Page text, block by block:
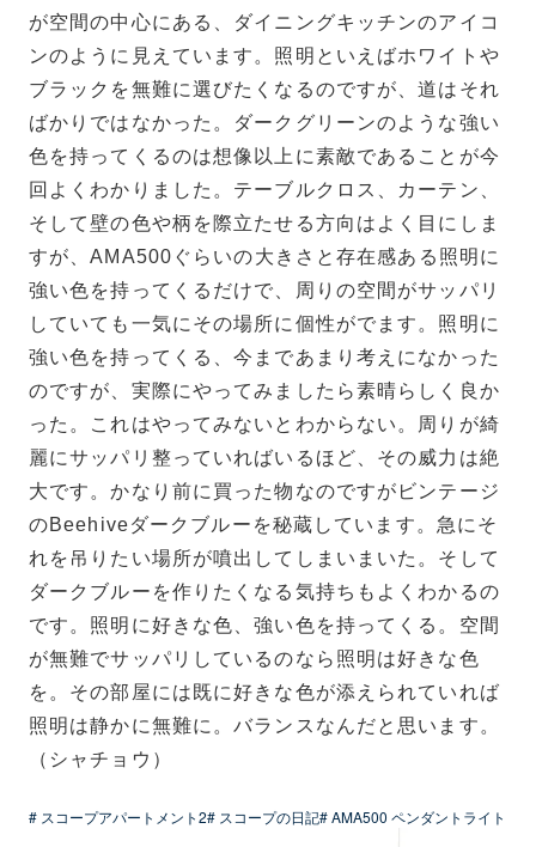
が空間の中心にある、ダイニングキッチンのアイコ
ンのように見えています。照明といえばホワイトや
ブラックを無難に選びたくなるのですが、道はそれ
ばかりではなかった。ダークグリーンのような強い
色を持ってくるのは想像以上に素敵であることが今
回よくわかりました。テーブルクロス、カーテン、
そして壁の色や柄を際立たせる方向はよく目にしま
すが、AMA500ぐらいの大きさと存在感ある照明に
強い色を持ってくるだけで、周りの空間がサッパリ
していても一気にその場所に個性がでます。照明に
強い色を持ってくる、今まであまり考えになかった
のですが、実際にやってみましたら素晴らしく良か
った。これはやってみないとわからない。周りが綺
麗にサッパリ整っていればいるほど、その威力は絶
大です。かなり前に買った物なのですがビンテージ
のBeehiveダークブルーを秘蔵しています。急にそ
れを吊りたい場所が噴出してしまいまいた。そして
ダークブルーを作りたくなる気持ちもよくわかるの
です。照明に好きな色、強い色を持ってくる。空間
が無難でサッパリしているのなら照明は好きな色
を。その部屋には既に好きな色が添えられていれば
照明は静かに無難に。バランスなんだと思います。
（シャチョウ）
# スコープアパートメント2# スコープの日記# AMA500 ペンダントライト